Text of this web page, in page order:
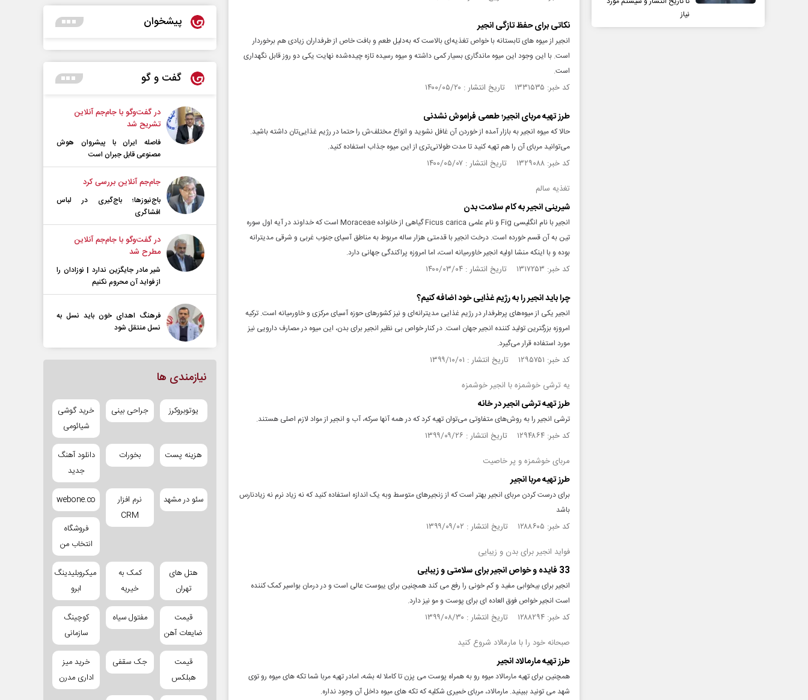
نکاتی برای حفظ تازگی انجیر
انجیر از میوه‌ های تابستانه با خواص تغذیه‌ای بالاست که به‌دلیل طعم و بافت خاص از طرفداران زیادی هم برخوردار
است. با این وجود این میوه ماندگاری بسیار کمی داشته و میوه رسیده تازه چیده‌شده نهایت یکی دو روز قابل نگهداری
است.
کد خبر: ۱۳۳۱۵۳۵ تاریخ انتشار : ۱۴۰۰/۰۵/۲۰
طرز تهیه مربای انجیر؛ طعمی فراموش نشدنی
حالا که میوه انجیر به بازار آمده از خوردن آن غافل نشوید و انواع مختلف‌ش را حتما در رژیم غذایی‌تان داشته باشید.
می‌توانید مربای آن را هم تهیه کنید تا مدت طولانی‌تری از این میوه جذاب استفاده کنید.
کد خبر: ۱۳۲۹۰۸۸ تاریخ انتشار : ۱۴۰۰/۰۵/۰۷
تغذیه سالم
شیرینی انجیر به کام سلامت بدن
انجیر با نام انگلیسی Fig و نام علمی Ficus carica گیاهی از خانواده Moraceae است که خداوند در آیه اول سوره
تین به آن قسم خورده است. درخت انجیر با قدمتی هزار ساله مربوط به مناطق آسیای جنوب غربی و شرقی مدیترانه
بوده و با اینکه منشا اولیه انجیر خاورمیانه است، اما امروزه پراکندگی جهانی دارد.
کد خبر: ۱۳۱۷۲۵۳ تاریخ انتشار : ۱۴۰۰/۰۳/۰۴
چرا باید انجیر را به رژیم غذایی خود اضافه کنیم؟
انجیر یکی از میوه‌های پرطرفدار در رژیم غذایی مدیترانه‌ای و نیز کشور‌های حوزه آسیای مرکزی و خاورمیانه است. ترکیه
امروزه بزرگترین تولید کننده انجیر جهان است. در کنار خواص بی نظیر انجیر برای بدن، این میوه در مصارف دارویی نیز
مورد استفاده قرار می‌گیرد.
کد خبر: ۱۲۹۵۷۵۱ تاریخ انتشار : ۱۳۹۹/۱۰/۰۱
یه ترشی خوشمزه با انجیر خوشمزه
طرز تهیه ترشی انجیر در خانه
ترشی انجیر را به روش‌های متفاوتی می‌توان تهیه کرد که در همه آنها سرکه، آب و انجیر از مواد لازم اصلی هستند.
کد خبر: ۱۲۹۴۸۶۴ تاریخ انتشار : ۱۳۹۹/۰۹/۲۶
مربای خوشمزه و پر خاصیت
طرز تهیه مربا انجیر
برای درست کردن مربای انجیر بهتر است که از زنجیرهای متوسط وبه یک اندازه استفاده کنید که نه زیاد نرم نه زیادنارس
باشد
کد خبر: ۱۲۸۸۶۰۵ تاریخ انتشار : ۱۳۹۹/۰۹/۰۲
فواید انجیر برای بدن و زیبایی
33 فایده و خواص انجیر برای سلامتی و زیبایی
انجیر برای بیخوابی مفید و کم خونی را رفع می کند همچنین برای یبوست عالی است و در درمان بواسیر کمک کننده
است انجیر خواص فوق العاده ای برای پوست و مو نیز دارد.
کد خبر: ۱۲۸۸۲۹۴ تاریخ انتشار : ۱۳۹۹/۰۸/۳۰
صبحانه خود را با مارمالاد شروع کنید
طرز تهیه مارمالاد انجیر
همچنین برای تهیه مارمالاد میوه رو به همراه پوست می پزن تا کاملا له بشه، امادر تهیه مربا شما تکه های میوه رو توی
شهد می تونید ببینید. مارمالاد، مربای خمیری شکلیه که تکه های میوه داخل آن وجود نداره.
نیاز
پیشخوان
گفت و گو
در گفت‌و‌گو با جام‌جم آنلاین
تشریح شد
فاصله ایران با پیشرو‌ان هوش
مصنوعی قابل جبران است
جام‌جم آنلاین بررسی کرد
باج‌نیوزها؛ باج‌گیری در لباس
افشاگری
در گفت‌و‌گو با جام‌جم آنلاین
مطرح شد
شیر مادر جایگزین ندارد | نوزادان را
از فواید آن محروم نکنیم
فرهنگ اهدای خون باید نسل به
نسل منتقل شود
نیازمندی ها
یوتوبروکرز جراحی بینی
خرید گوشی
شیائومی
هزینه پست بخورات
دانلود آهنگ
جدید
سئو در مشهد
نرم افزار
CRM
webone.co
فروشگاه
انتخاب من
هتل های
تهران
کمک به
خیریه
میکروبلیدینگ
ابرو
قیمت
ضایعات آهن
مفتول سیاه
کوچینگ
سازمانی
قیمت
هبلکس
جک سقفی
خرید میز
اداری مدرن